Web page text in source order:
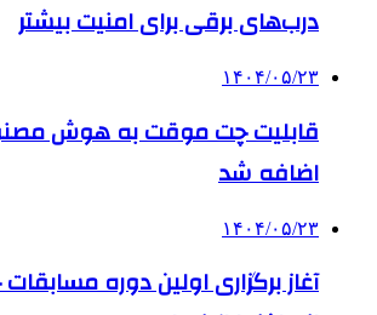
درب‌های برقی برای امنیت بیشتر
۱۴۰۴/۰۵/۲۳
قابلیت چت موقت به هوش
اضافه شد
۱۴۰۴/۰۵/۲۳
آغاز برگزاری اولین دوره